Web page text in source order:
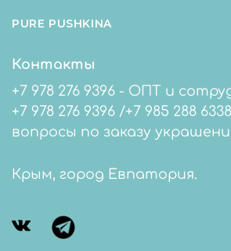
PURE PUSHKINA
Контакты
+7 978 276 9396 - ОПТ и
+7 978 276 9396 /+7 985 288 6338 - любые
вопросы по заказу
Крым, город Евпатория.